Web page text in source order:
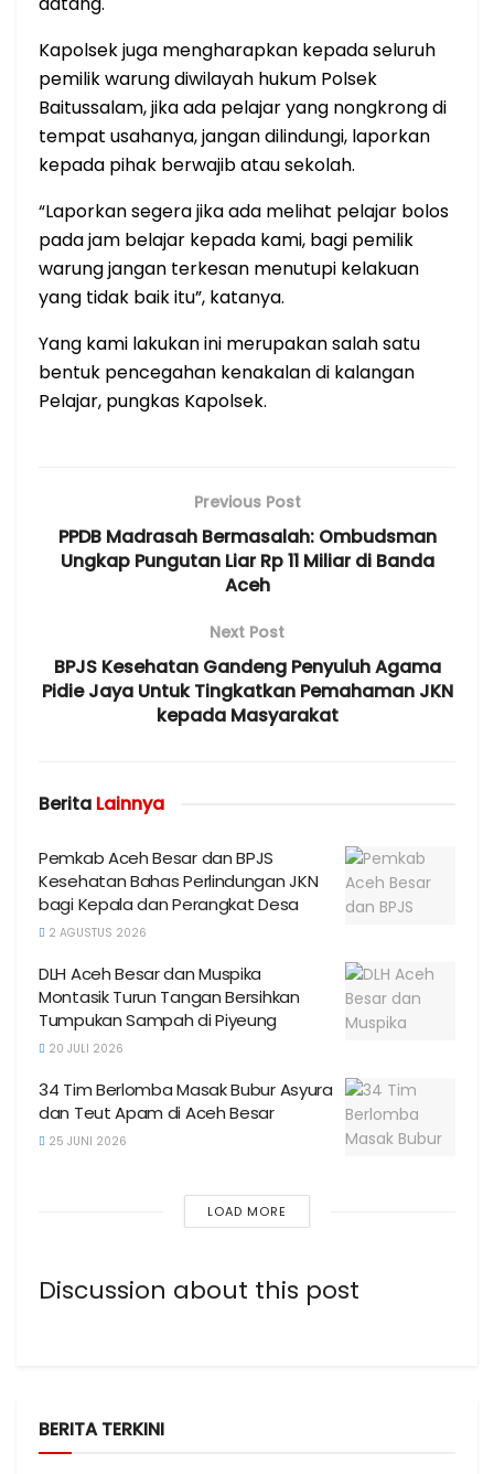
Kapolsek juga mengharapkan kepada seluruh
pemilik warung diwilayah hukum Polsek
Baitussalam, jika ada pelajar yang nongkrong di
tempat usahanya, jangan dilindungi, laporkan
kepada pihak berwajib atau sekolah.
“Laporkan segera jika ada melihat pelajar bolos
pada jam belajar kepada kami, bagi pemilik
warung jangan terkesan menutupi kelakuan
yang tidak baik itu”, katanya.
Yang kami lakukan ini merupakan salah satu
bentuk pencegahan kenakalan di kalangan
Pelajar, pungkas Kapolsek.
Previous Post
PPDB Madrasah Bermasalah: Ombudsman
Ungkap Pungutan Liar Rp 11 Miliar di Banda
Aceh
Next Post
BPJS Kesehatan Gandeng Penyuluh Agama
Pidie Jaya Untuk Tingkatkan Pemahaman JKN
kepada Masyarakat
Berita Lainnya
Pemkab Aceh Besar dan BPJS
Kesehatan Bahas Perlindungan JKN
bagi Kepala dan Perangkat Desa
2 AGUSTUS 2026
DLH Aceh Besar dan Muspika
Montasik Turun Tangan Bersihkan
Tumpukan Sampah di Piyeung
20 JULI 2026
34 Tim Berlomba Masak Bubur Asyura
dan Teut Apam di Aceh Besar
25 JUNI 2026
LOAD MORE
Discussion about this post
BERITA TERKINI